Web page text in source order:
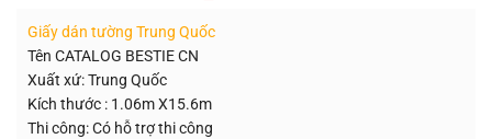
1.400.000₫.
là:
Giấy dán tường Trung Quốc
Tên CATALOG BESTIE CN
Xuất xứ: Trung Quốc
Kích thước : 1.06m X15.6m
Thi công: Có hỗ trợ thi công